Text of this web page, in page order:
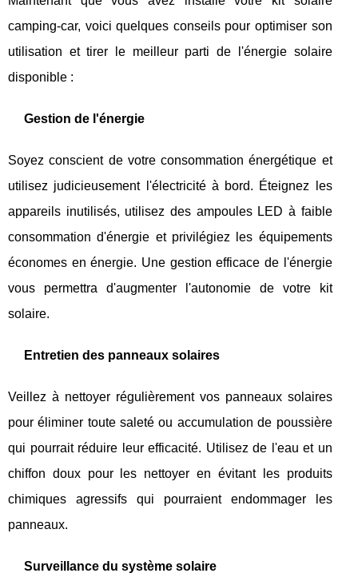
camping-car, voici quelques conseils pour optimiser son
utilisation et tirer le meilleur parti de l'énergie solaire
disponible :
Gestion de l'énergie
Soyez conscient de votre consommation énergétique et
utilisez judicieusement l'électricité à bord. Éteignez les
appareils inutilisés, utilisez des ampoules LED à faible
consommation d'énergie et privilégiez les équipements
économes en énergie. Une gestion efficace de l'énergie
vous permettra d'augmenter l'autonomie de votre kit
solaire.
Entretien des panneaux solaires
Veillez à nettoyer régulièrement vos panneaux solaires
pour éliminer toute saleté ou accumulation de poussière
qui pourrait réduire leur efficacité. Utilisez de l'eau et un
chiffon doux pour les nettoyer en évitant les produits
chimiques agressifs qui pourraient endommager les
panneaux.
Surveillance du système solaire